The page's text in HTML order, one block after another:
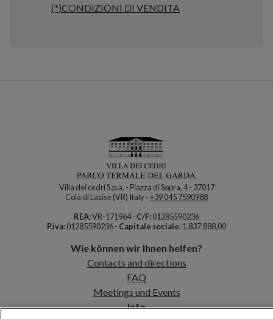
(*)CONDIZIONI DI VENDITA
Villa dei cedri S.p.a. - Piazza di Sopra, 4 - 37017
Colà di Lazise (VR) Italy -+39 045 7590988
REA:VR-171964 - C/F:01285590236
P.iva:01285590236 - Capitale sociale:1.837.888,00
Wie können wir Ihnen helfen?
Contacts and directions
FAQ
Meetings und Events
Info